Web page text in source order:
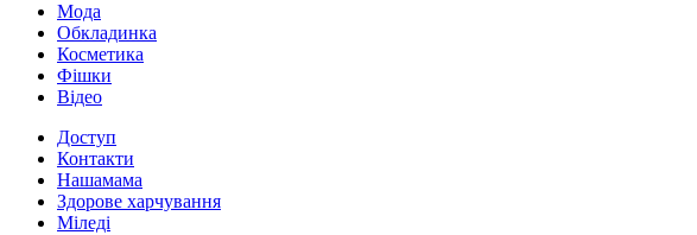
Мода
Обкладинка
Косметика
Фішки
Відео
Доступ
Контакти
Нашамама
Здорове харчування
Міледі